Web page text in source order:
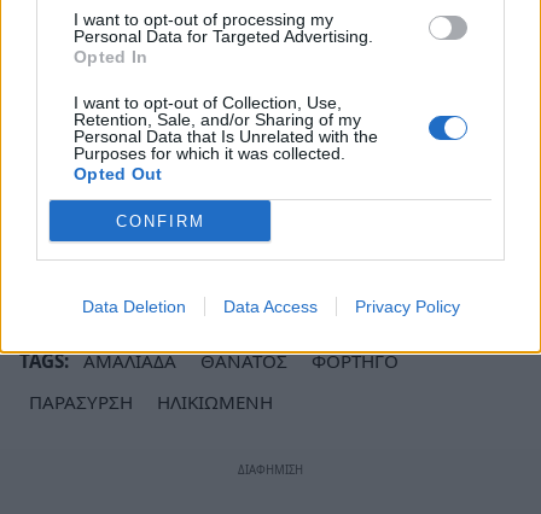
I want to opt-out of processing my
Personal Data for Targeted Advertising.
Opted In
I want to opt-out of Collection, Use,
Retention, Sale, and/or Sharing of my
Personal Data that Is Unrelated with the
Purposes for which it was collected.
Opted Out
CONFIRM
Data Deletion Data Access Privacy Policy
Ακολουθήστε τοnotospress.gr
μάθετε πρώτοιόλες τις ειδήσεις
TAGS: ΑΜΑΛΙΑΔΑ ΘΑΝΑΤΟΣ
ΦΟΡΤΗΓΟ
ΠΑΡΑΣΥΡΣΗ
ΗΛΙΚΙΩΜΕΝΗ